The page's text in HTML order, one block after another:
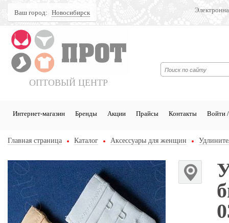
Ваш город: Новосибирск
ОПТОВЫЙ ЦЕНТР
Интернет-магазин Бренды Акции Прайсы Контакты Войти /
Главная страница Каталог Аксессуары для женщин